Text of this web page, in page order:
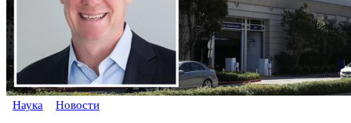
Наука Новости